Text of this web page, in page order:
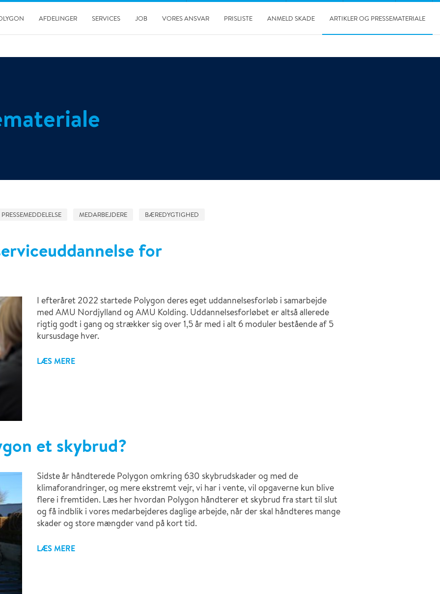
AFDELINGER SERVICES JOB VORES ANSVAR PRISLISTE ANMELD SKADE ARTIKLER OG PRESSEMATERIALE
Første team af hjælperøgdykkere uddannet på Fyn
Grøn omstilling i praksis: Sådan arbejder Polygon Danmark
PRESSEMEDDELELSE MEDARBEJDERE BÆREDYGTIGHED
for
I efteråret 2022 startede Polygon deres eget uddannelsesforløb i samarbejde
med AMU Nordjylland og AMU Kolding. Uddannelsesforløbet er altså allerede
rigtig godt i gang og strækker sig over 1,5 år med i alt 6 moduler bestående af 5
kursusdage hver.
LÆS MERE
et skybrud?
Sidste år håndterede Polygon omkring 630 skybrudskader og med de
klimaforandringer, og mere ekstremt vejr, vi har i vente, vil opgaverne kun blive
flere i fremtiden. Læs her hvordan Polygon håndterer et skybrud fra start til slut
og få indblik i vores medarbejderes daglige arbejde, når der skal håndteres mange
skader og store mængder vand på kort tid.
LÆS MERE